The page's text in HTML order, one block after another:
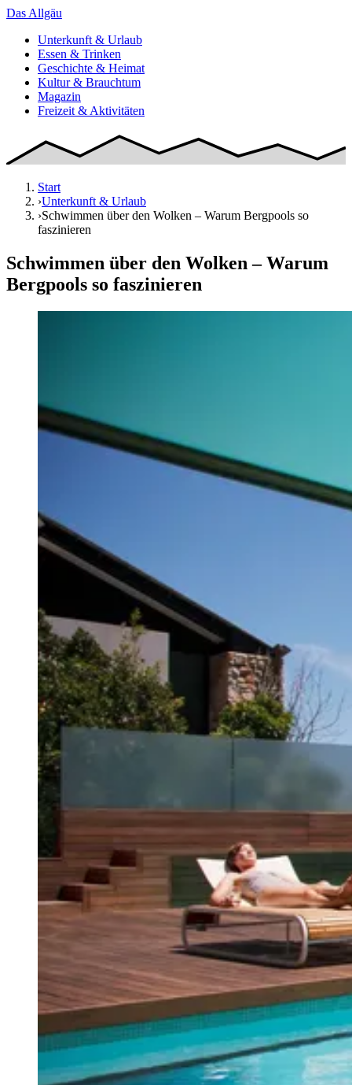
Das Allgäu
Unterkunft & Urlaub
Essen & Trinken
Geschichte & Heimat
Kultur & Brauchtum
Magazin
Freizeit & Aktivitäten
Start
›Unterkunft & Urlaub
›Schwimmen über den Wolken – Warum Bergpools so
faszinieren
Schwimmen über den Wolken – Warum
Bergpools so faszinieren